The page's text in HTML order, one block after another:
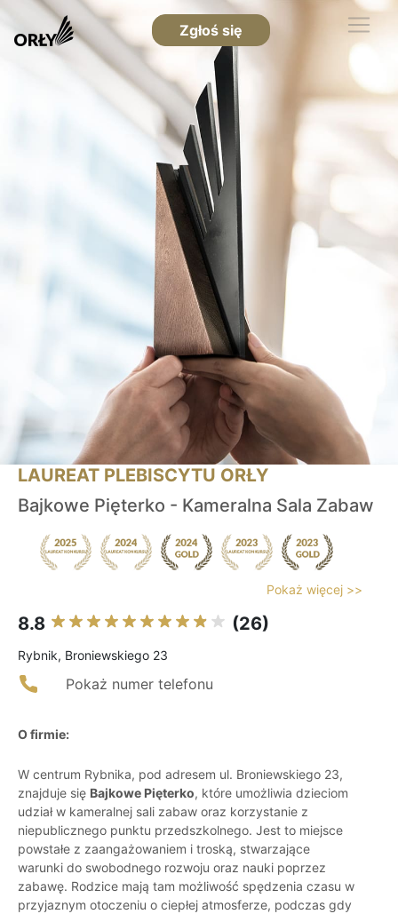
Zgłoś się
LAUREAT PLEBISCYTU ORŁY
Bajkowe Pięterko - Kameralna Sala Zabaw
Pokaż więcej >>
8.8 (26)
Rybnik, Broniewskiego 23
Pokaż numer telefonu
O firmie:
W centrum Rybnika, pod adresem ul. Broniewskiego 23,
znajduje się Bajkowe Pięterko, które umożliwia dzieciom
udział w kameralnej sali zabaw oraz korzystanie z
niepublicznego punktu przedszkolnego. Jest to miejsce
powstałe z zaangażowaniem i troską, stwarzające
warunki do swobodnego rozwoju oraz nauki poprzez
zabawę. Rodzice mają tam możliwość spędzenia czasu w
przyjaznym otoczeniu o ciepłej atmosferze, podczas gdy